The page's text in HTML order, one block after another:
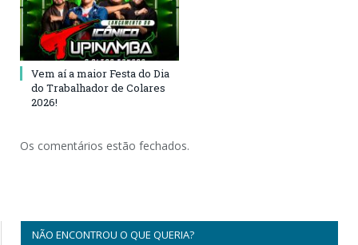
Vem aí a maior Festa do Dia
do Trabalhador de Colares
2026!
Os comentários estão fechados.
NÃO ENCONTROU O QUE QUERIA?